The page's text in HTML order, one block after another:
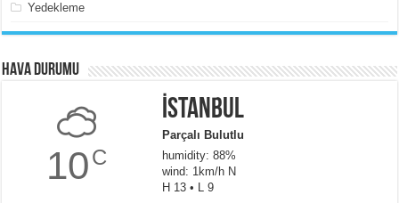
Yedekleme
Hava Durumu
10C
İstanbul
Parçalı Bulutlu
humidity: 88%
wind: 1km/h N
H 13 • L 9